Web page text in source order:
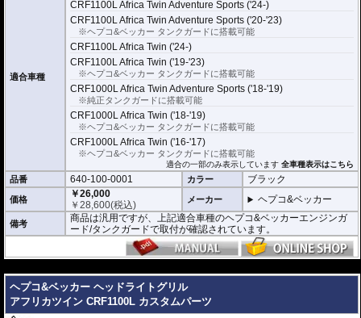
適合車種
CRF1100L Africa Twin Adventure Sports ('24-)
CRF1100L Africa Twin Adventure Sports ('20-'23)
※ヘプコ&ベッカー タンクガードに搭載可能
CRF1100L Africa Twin ('24-)
CRF1100L Africa Twin ('19-'23)
※ヘプコ&ベッカー タンクガードに搭載可能
CRF1000L Africa Twin Adventure Sports ('18-'19)
※純正タンクガードに搭載可能
CRF1000L Africa Twin ('18-'19)
※ヘプコ&ベッカー タンクガードに搭載可能
CRF1000L Africa Twin ('16-'17)
※ヘプコ&ベッカー タンクガードに搭載可能
適合の一部のみ表示しています全車種表示はこちら
品番 640-100-0001 カラー ブラック
価格
￥26,000
￥28,600(税込) メーカー ヘプコ&ベッカー
備考
商品は汎用ですが、上記適合車種のヘプコ&ベッカーエンジンガ
ード/タンクガードで取付が確認されています。
ヘプコ&ベッカー ヘッドライトグリル
アフリカツイン CRF1100L カスタムパーツ